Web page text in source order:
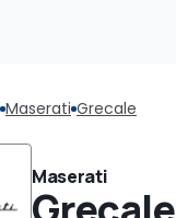
Maserati Grecale
Maserati